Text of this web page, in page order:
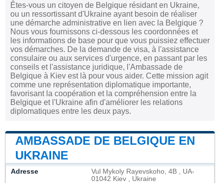
Êtes-vous un citoyen de Belgique résidant en Ukraine,
ou un ressortissant d'Ukraine ayant besoin de réaliser
une démarche administrative en lien avec la Belgique ?
Nous vous fournissons ci-dessous les coordonnées et
les informations de base pour que vous puissiez effectuer
vos démarches. De la demande de visa, à l'assistance
consulaire ou aux services d'urgence, en passant par les
conseils et l'assistance juridique, l'Ambassade de
Belgique à Kiev est là pour vous aider. Cette mission agit
comme une représentation diplomatique importante,
favorisant la coopération et la compréhension entre la
Belgique et l'Ukraine afin d'améliorer les relations
diplomatiques entre les deux pays.
AMBASSADE DE BELGIQUE EN
UKRAINE
Adresse
Vul Mykoly Rayevskoho, 4B , UA-
01042 Kiev , Ukraine